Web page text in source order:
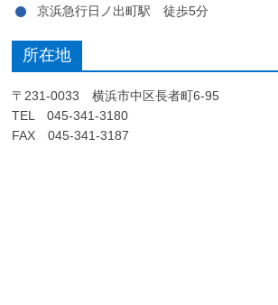
京浜急行日ノ出町駅 徒歩5分
所在地
〒231-0033 横浜市中区長者町6-95
TEL 045-341-3180
FAX 045-341-3187